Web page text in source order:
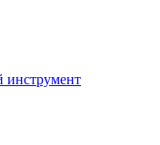
инструмент